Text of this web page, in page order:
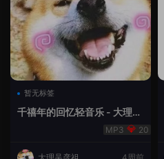
暂无标签
千禧年的回忆轻音乐 - 大理吴
20